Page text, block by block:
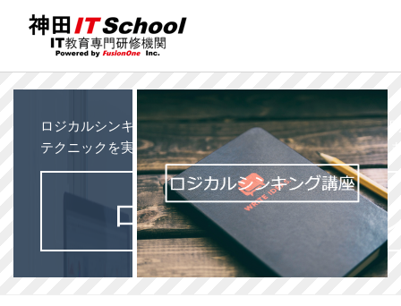
ロジカルシンキングの基礎から、実際の仕事等で役立つ説
テクニックを実践形式でわかりやすく、楽しく学んでいき
ロジカルシンキン